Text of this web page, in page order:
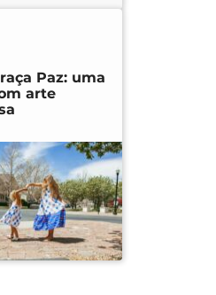
Paz: uma
arte